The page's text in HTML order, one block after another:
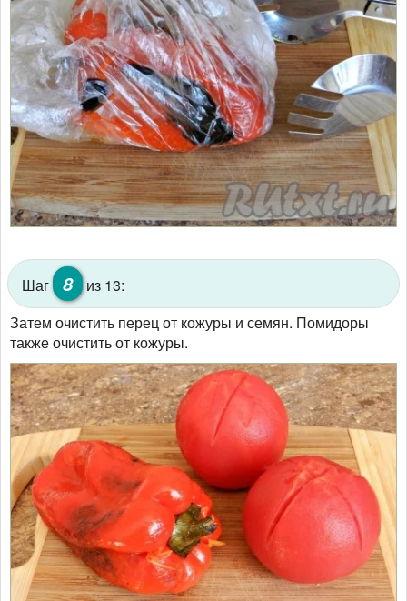
Шаг 8
из 13:
Затем очистить перец от кожуры и семян. Помидоры
также очистить от кожуры.